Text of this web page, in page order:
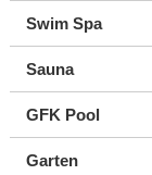
Swim Spa
Sauna
GFK Pool
Garten